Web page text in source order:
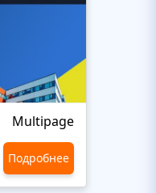
Multipage
Подробнее